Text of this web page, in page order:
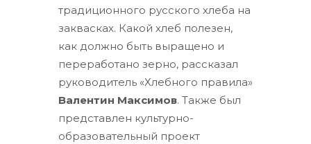
традиционного русского хлеба на
заквасках. Какой хлеб полезен,
как должно быть выращено и
переработано зерно, рассказал
руководитель «Хлебного правила»
Валентин Максимов. Также был
представлен культурно-
образовательный проект